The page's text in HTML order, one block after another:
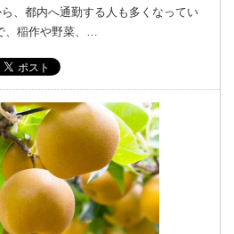
、都内へ通勤する人も多くなってい
、稲作や野菜、…